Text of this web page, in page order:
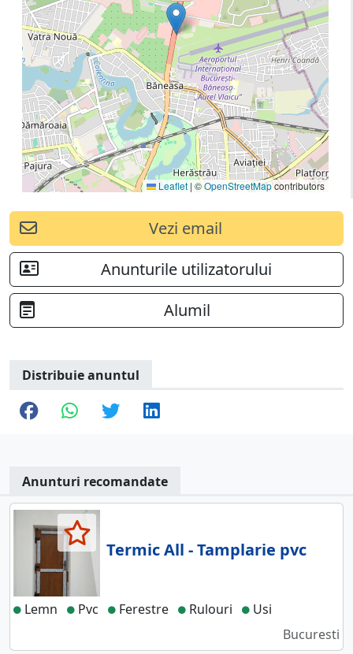
Leaflet | ©OpenStreetMapcontributors
Vezi email
Anunturile utilizatorului
Alumil
Distribuie anuntul
Anunturi recomandate
Termic All - Tamplarie pvc
Lemn Pvc Ferestre Rulouri
Usi
Bucuresti